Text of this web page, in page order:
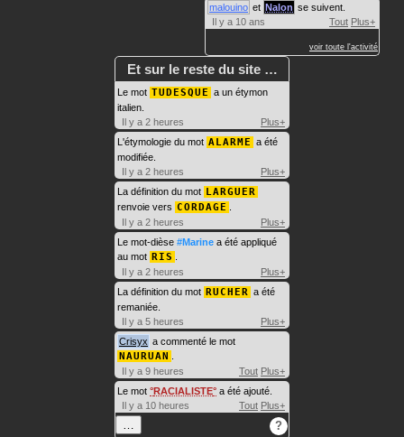
malouino et Nalon se suivent.
Il y a 10 ans
Tout Plus+
voir toute l'activité
Et sur le reste du site …
Le mot TUDESQUE a un étymon
italien.
Il y a 2 heures
Plus+
L'étymologie du mot ALARME a été
modifiée.
Il y a 2 heures
Plus+
La définition du mot LARGUER
renvoie vers CORDAGE
Il y a 2 heures
Plus+
Le mot-dièse #Marine a été appliqué
au mot RIS
Il y a 2 heures
Plus+
La définition du mot RUCHER a été
remaniée.
Il y a 5 heures
Plus+
Crisyx a commenté le mot
NAURUAN
Il y a 9 heures
Tout Plus+
Le mot RACIALISTE a été ajouté.
Il y a 10 heures
Tout Plus+
?